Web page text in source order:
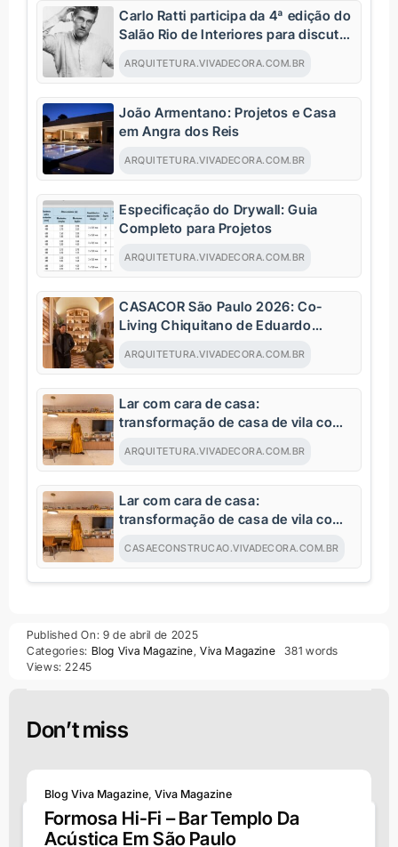
Carlo Ratti participa da 4ª edição do
Salão Rio de Interiores para discutir
para regenerar o planeta
ARQUITETURA.VIVADECORA.COM.BR
João Armentano: Projetos e Casa
em Angra dos Reis
ARQUITETURA.VIVADECORA.COM.BR
Especificação do Drywall: Guia
Completo para Projetos
ARQUITETURA.VIVADECORA.COM.BR
CASACOR São Paulo 2026: Co-
Living Chiquitano de Eduardo
boliviana
ARQUITETURA.VIVADECORA.COM.BR
Lar com cara de casa:
transformação de casa de vila com
italiana no Brasil
ARQUITETURA.VIVADECORA.COM.BR
Lar com cara de casa:
transformação de casa de vila com
italiana no Brasil
CASAECONSTRUCAO.VIVADECORA.COM.BR
Published On: 9 de abril de 2025
Categories: Blog Viva Magazine,Viva Magazine
381 words
Views: 2245
Don’t miss
Blog Viva Magazine, Viva Magazine
Formosa Hi-Fi – Bar Templo Da
Acústica Em São Paulo